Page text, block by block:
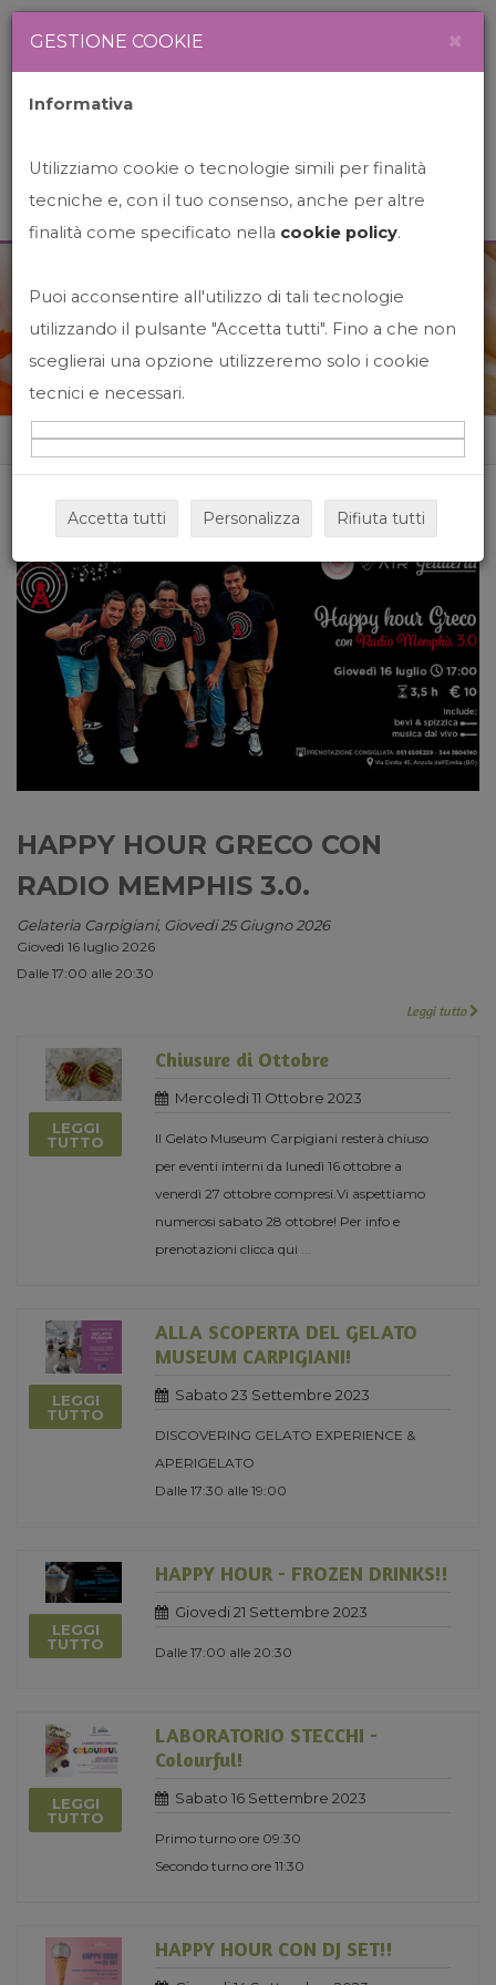
News&Events
Home News&events
HAPPY HOUR GRECO CON
RADIO MEMPHIS 3.0.
Gelateria Carpigiani, Giovedi 25 Giugno 2026
Giovedì 16 luglio 2026
Dalle 17:00 alle 20:30
Leggi tutto
LEGGI
TUTTO
Chiusure di Ottobre
Mercoledi 11 Ottobre 2023
Il Gelato Museum Carpigiani resterà chiuso
per eventi interni da lunedì 16 ottobre a
venerdì 27 ottobre compresi.Vi aspettiamo
numerosi sabato 28 ottobre! Per info e
prenotazioni clicca qui
LEGGI
TUTTO
ALLA SCOPERTA DEL GELATO
MUSEUM CARPIGIANI!
Sabato 23 Settembre 2023
DISCOVERING GELATO EXPERIENCE &
APERIGELATO
Dalle 17:30 alle 19:00
LEGGI
TUTTO
HAPPY HOUR - FROZEN DRINKS!!
Giovedi 21 Settembre 2023
Dalle 17:00 alle 20:30
LEGGI
TUTTO
LABORATORIO STECCHI -
Colourful!
Sabato 16 Settembre 2023
Primo turno ore 09:30
Secondo turno ore 11:30
HAPPY HOUR CON DJ SET!!
GESTIONE COOKIE ×
Informativa
Utilizziamo cookie o tecnologie simili per finalità
tecniche e, con il tuo consenso, anche per altre
finalità come specificato nella cookie policy.
Puoi acconsentire all'utilizzo di tali tecnologie
utilizzando il pulsante "Accetta tutti". Fino a che non
sceglierai una opzione utilizzeremo solo i cookie
tecnici e necessari.
Accetta tutti Personalizza Rifiuta tutti